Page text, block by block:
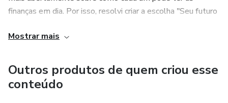
finanças em dia. Por isso, resolvi criar a escolha "Seu futuro
Tudo aqui é prático, sem teorias furadas!
Seja muito bem vindo!
Mostrar mais
Outros produtos de quem criou esse
conteúdo